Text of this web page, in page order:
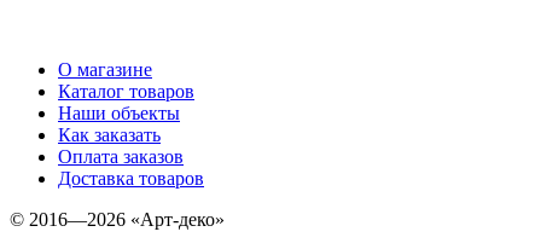
О магазине
Каталог товаров
Наши объекты
Как заказать
Оплата заказов
Доставка товаров
© 2016—2026 «Арт-деко»